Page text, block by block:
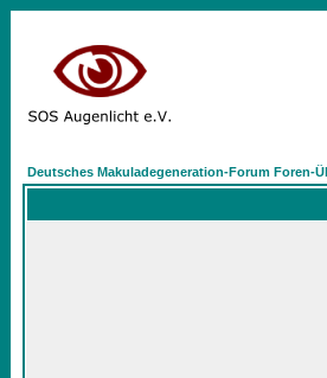
Deutsches Makuladegeneration-Forum Foren-